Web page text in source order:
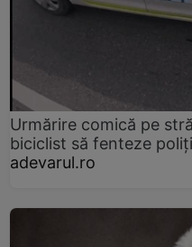
Urmărire comică pe
biciclist să fenteze
adevarul.ro